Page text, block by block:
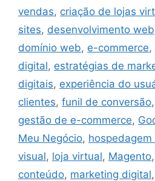
vendas, criação de lojas
sites, desenvolvimento web
domínio web, e-commerce,
digital, estratégias de
digitais, experiência do
clientes, funil de conversão,
gestão de e-commerce,
Meu Negócio,
visual, loja virtual, Magento,
conteúdo, marketing digital,